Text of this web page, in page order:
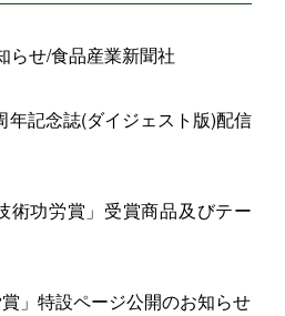
らせ/食品産業新聞社
年記念誌(ダイジェスト版)配信
術功労賞」受賞商品及びテー
賞」特設ページ公開のお知らせ